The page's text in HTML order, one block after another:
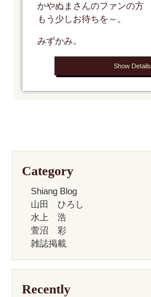
かやぬまさんのファンの方
もう少しお待ちを～。
みずかみ。
Show Details
Category
Shiang Blog
山田 ひろし
水上 浩
萱沼 彩
雑誌掲載
Recently